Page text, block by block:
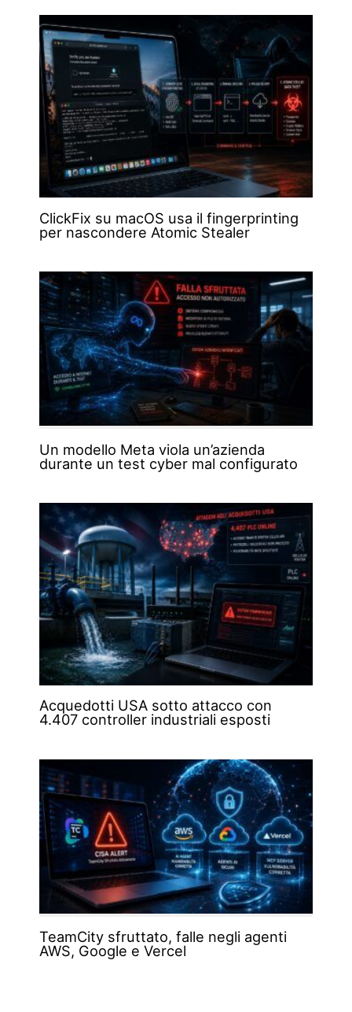
ClickFix su macOS usa il fingerprinting
per nascondere Atomic Stealer
Un modello Meta viola un’azienda
durante un test cyber mal configurato
Acquedotti USA sotto attacco con
4.407 controller industriali esposti
TeamCity sfruttato, falle negli agenti
AWS, Google e Vercel